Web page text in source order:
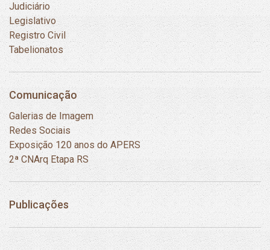
Judiciário
Legislativo
Registro Civil
Tabelionatos
Comunicação
Galerias de Imagem
Redes Sociais
Exposição 120 anos do APERS
2ª CNArq Etapa RS
Publicações